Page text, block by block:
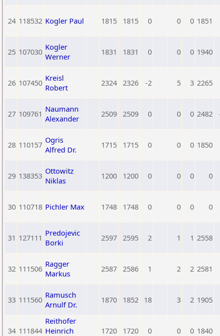
24 118532 Kogler Paul 1815 1815 0 0 0 1851
25 107030 Kogler
Werner
1831 1831 0 0 0 1940
26 107450 Kreisl
Robert
2324 2326 -2 5 3 2265
27 109761 Naumann
Alexander
2509 2509 0 0 0 2482
28 110157 Ogris
Alfred Dr.
1715 1715 0 0 0 1850
29 138353 Ottowitz
Niklas
1200 1200 0 0 0 0
30 110718 Pichler Max 1748 1748 0 0 0 0
31 127111 Predojevic
Borki
2597 2595 2 1 1 2558
32 111506 Ragger
Markus
2587 2586 1 2 2 2581
33 111560 Ramusch
Arnulf Dr.
1870 1852 18 3 2 1905
34 111844
Reithofer
Heinrich
1720 1720 0 0 0 1840